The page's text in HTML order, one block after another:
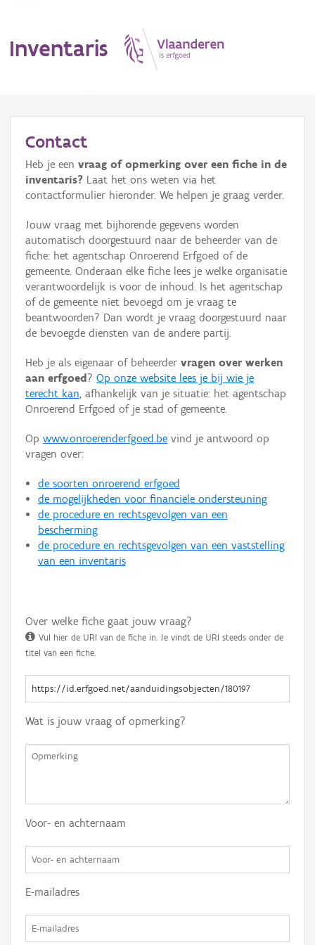
Inventaris
Erfgoedobject
Aanduidingsobject
Waarneming
Thema
Gebeurtenis
Persoon of collectief
Hergebruik
Aanmelden
Contact
Heb je een vraag of opmerking over een fiche in de
inventaris? Laat het ons weten via het
contactformulier hieronder. We helpen je graag verder.
Jouw vraag met bijhorende gegevens worden
automatisch doorgestuurd naar de beheerder van de
fiche: het agentschap Onroerend Erfgoed of de
gemeente. Onderaan elke fiche lees je welke organisatie
verantwoordelijk is voor de inhoud. Is het agentschap
of de gemeente niet bevoegd om je vraag te
beantwoorden? Dan wordt je vraag doorgestuurd naar
de bevoegde diensten van de andere partij.
Heb je als eigenaar of beheerder vragen over werken
aan erfgoed ? Op onze website lees je bij wie je
terecht kan, afhankelijk van je situatie: het agentschap
Onroerend Erfgoed of je stad of gemeente.
Op www.onroerenderfgoed.be vind je antwoord op
vragen over:
de soorten onroerend erfgoed
de mogelijkheden voor financiële ondersteuning
de procedure en rechtsgevolgen van een
bescherming
de procedure en rechtsgevolgen van een vaststelling
van een inventaris
Over welke fiche gaat jouw vraag?
Vul hier de URI van de fiche in. Je vindt de URI steeds onder de
titel van een fiche.
Wat is jouw vraag of opmerking?
Voor- en achternaam
E-mailadres